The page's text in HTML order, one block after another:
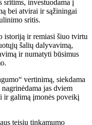
sritims, investuodama į
bei atvirai ir sąžiningai
sritis.
istoriją ir remiasi šiuo tvirtu
šalių dalyvavimą,
ir numatyti būsimus
vertinimą, siekdama
jas dviem
ir galimą įmonės poveikį
teisių tinkamumo